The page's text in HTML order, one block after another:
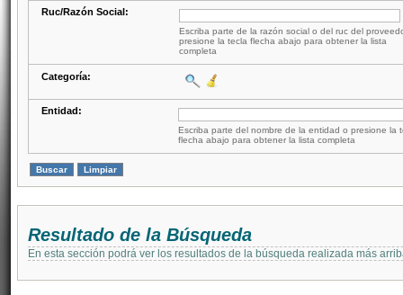
Ruc/Razón Social:
Escriba parte de la razón social o del ruc del
presione la tecla flecha abajo para obtener la lista
completa
Categoría:
Entidad:
Escriba parte del nombre de la entidad o presione la
flecha abajo para obtener la lista completa
Resultado de la Búsqueda
En esta sección podrá ver los resultados de la búsqueda realizada más